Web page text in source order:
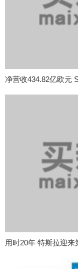
净营收434.82亿欧元
用时20年 特斯拉迎